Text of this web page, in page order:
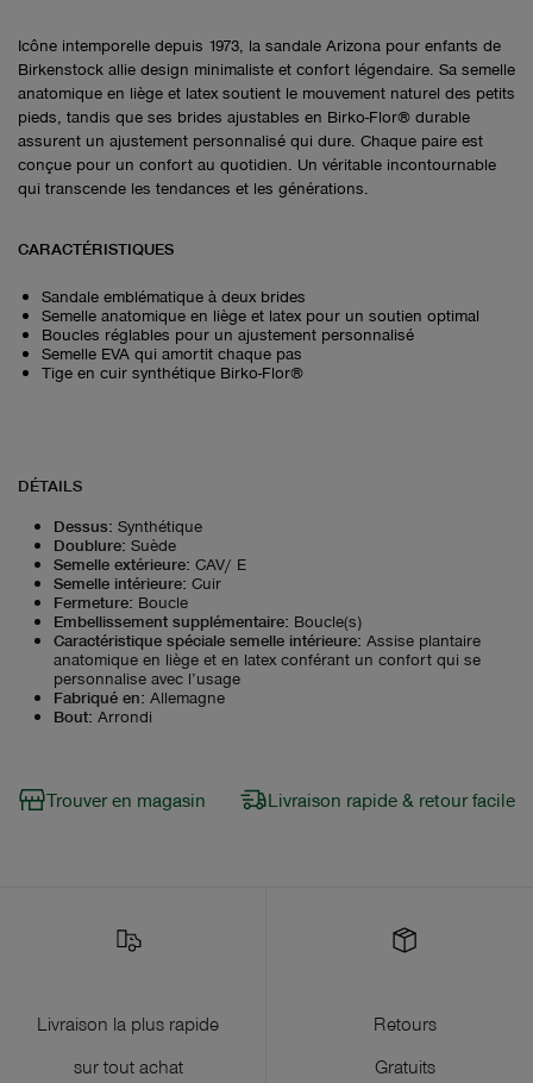
Icône intemporelle depuis 1973, la sandale Arizona pour enfants de
Birkenstock allie design minimaliste et confort légendaire. Sa semelle
anatomique en liège et latex soutient le mouvement naturel des petits
pieds, tandis que ses brides ajustables en Birko-Flor® durable
assurent un ajustement personnalisé qui dure. Chaque paire est
conçue pour un confort au quotidien. Un véritable incontournable
qui transcende les tendances et les générations.
CARACTÉRISTIQUES
Sandale emblématique à deux brides
Semelle anatomique en liège et latex pour un soutien optimal
Boucles réglables pour un ajustement personnalisé
Semelle EVA qui amortit chaque pas
Tige en cuir synthétique Birko-Flor®
DÉTAILS
Dessus: Synthétique
Doublure: Suède
Semelle extérieure: CAV/ E
Semelle intérieure: Cuir
Fermeture: Boucle
Embellissement supplémentaire: Boucle(s)
Caractéristique spéciale semelle intérieure: Assise plantaire
anatomique en liège et en latex conférant un confort qui se
personnalise avec l’usage
Fabriqué en: Allemagne
Bout: Arrondi
Trouver en magasin Livraison rapide & retour facile
Livraison la plus rapide
sur tout achat
Retours
Gratuits